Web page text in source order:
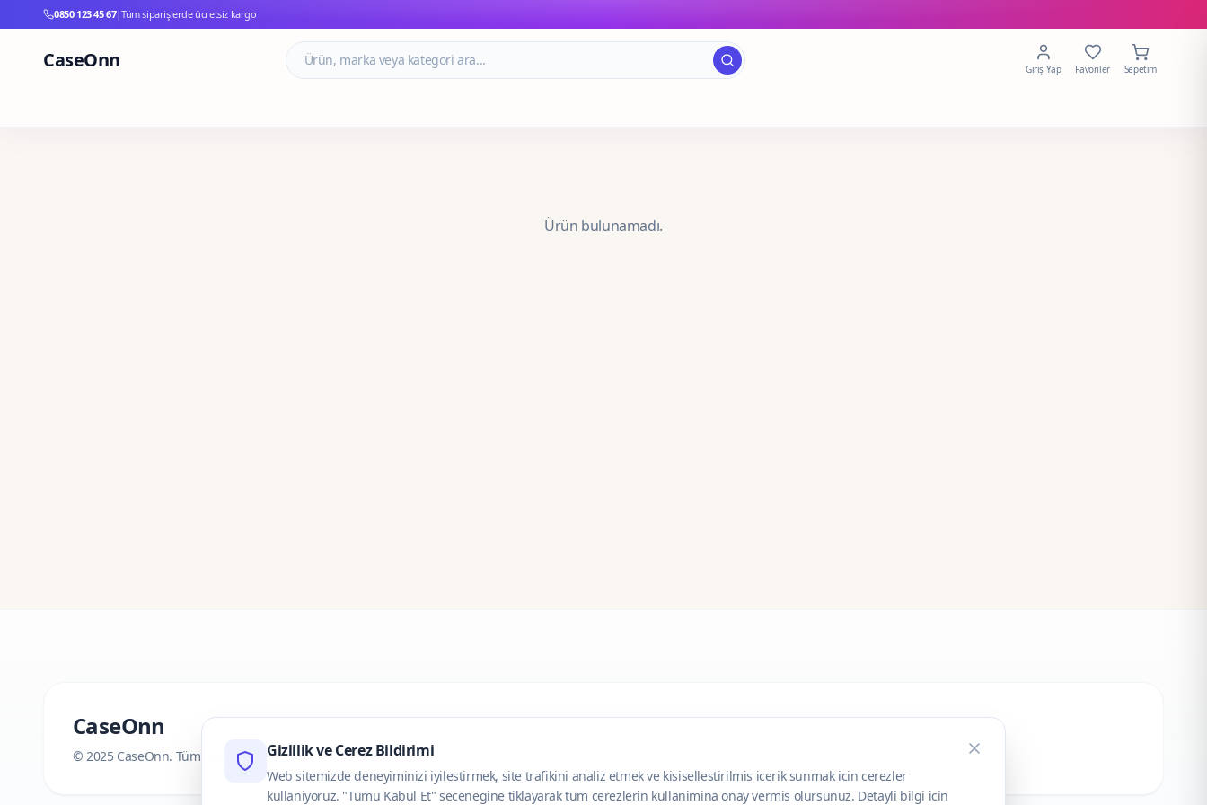
0850 123 45 67|Tüm siparişlerde ücretsiz kargo
CaseOnn Giriş Yap Favoriler Sepetim
Ürün bulunamadı.
CaseOnn
© 2025 CaseOnn. Tüm hakları saklıdır.Gizlilik ve Cerez Bildirimi
Web sitemizde deneyiminizi iyilestirmek, site trafikini analiz etmek ve kisisellestirilmis icerik sunmak icin cerezler
kullaniyoruz. "Tumu Kabul Et" secenegine tiklayarak tum cerezlerin kullanimina onay vermis olursunuz. Detayli bilgi icin